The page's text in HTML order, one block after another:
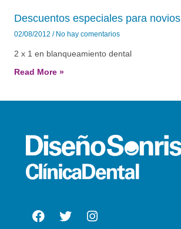
Descuentos especiales para novios
02/08/2012 No hay comentarios
2 x 1 en blanqueamiento dental
Read More »